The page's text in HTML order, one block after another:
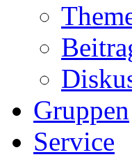
Gruppen
Service